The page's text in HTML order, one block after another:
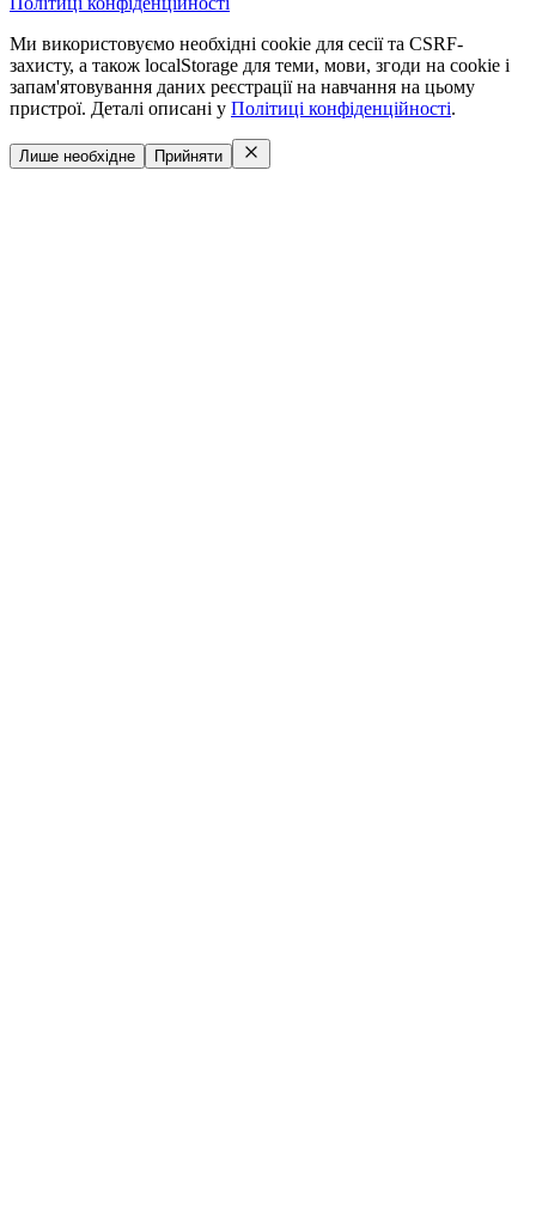
Ми використовуємо необхідні cookie для сесії та CSRF-
захисту, а також localStorage для теми, мови, згоди на cookie і
запам'ятовування даних реєстрації на навчання на цьому
пристрої. Деталі описані у Політиці конфіденційності.
Лише необхідне Прийняти